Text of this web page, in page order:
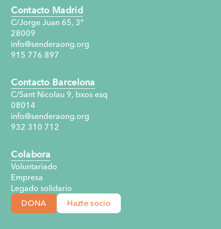
Colabora
Voluntariado
Empresa
Legado solidario
DONA Hazte socio
Contacto Madrid
C/Jorge Juan 65, 3°
28009
info@senderaong.org
915 776 897
Contacto Barcelona
C/Sant Nicolau 9, bxos esq
08014
info@senderaong.org
932 310 712